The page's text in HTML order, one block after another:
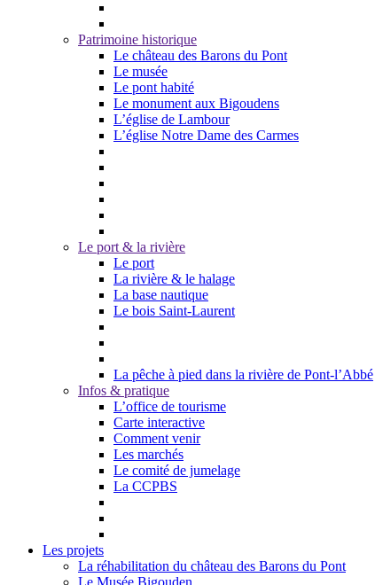
Patrimoine historique
Le château des Barons du Pont
Le musée
Le pont habité
Le monument aux Bigoudens
L’église de Lambour
L’église Notre Dame des Carmes
Le port & la rivière
Le port
La rivière & le halage
La base nautique
Le bois Saint-Laurent
La pêche à pied dans la rivière de Pont-l’Abbé
Infos & pratique
L’office de tourisme
Carte interactive
Comment venir
Les marchés
Le comité de jumelage
La CCPBS
Les projets
La réhabilitation du château des Barons du Pont
Le Musée Bigouden